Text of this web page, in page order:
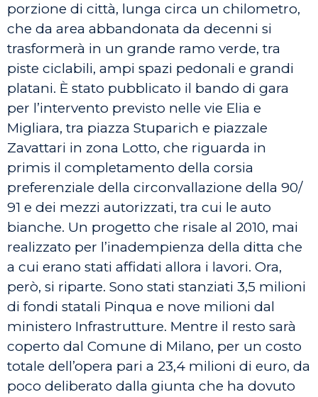
porzione di città, lunga circa un chilometro,
che da area abbandonata da decenni si
trasformerà in un grande ramo verde, tra
piste ciclabili, ampi spazi pedonali e grandi
platani. È stato pubblicato il bando di gara
per l’intervento previsto nelle vie Elia e
Migliara, tra piazza Stuparich e piazzale
Zavattari in zona Lotto, che riguarda in
primis il completamento della corsia
preferenziale della circonvallazione della 90/
91 e dei mezzi autorizzati, tra cui le auto
bianche. Un progetto che risale al 2010, mai
realizzato per l’inadempienza della ditta che
a cui erano stati affidati allora i lavori. Ora,
però, si riparte. Sono stati stanziati 3,5 milioni
di fondi statali Pinqua e nove milioni dal
ministero Infrastrutture. Mentre il resto sarà
coperto dal Comune di Milano, per un costo
totale dell’opera pari a 23,4 milioni di euro, da
poco deliberato dalla giunta che ha dovuto